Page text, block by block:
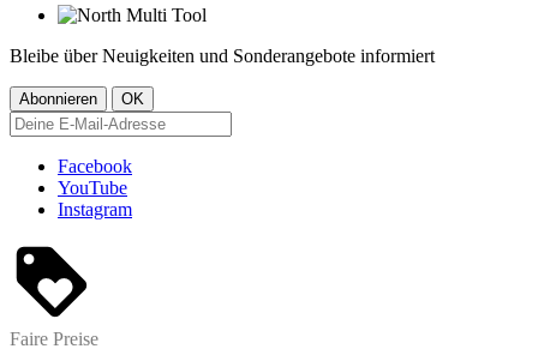
Bleibe über Neuigkeiten und Sonderangebote informiert
Facebook
YouTube
Instagram
Faire Preise